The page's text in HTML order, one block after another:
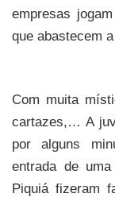
empresas
que abastecem
Com muita
cartazes,… A
por alguns
entrada de
Piquiá fizeram